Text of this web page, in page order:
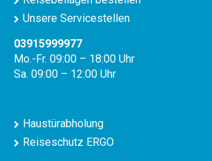
Unsere Servicestellen
03915999977
Mo.-Fr. 09:00 – 18:00 Uhr
Sa. 09:00 – 12:00 Uhr
Haustürabholung
Reiseschutz ERGO